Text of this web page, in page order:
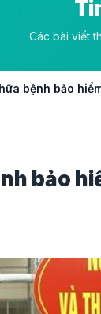
Các bài viết
bệnh bảo
bảo